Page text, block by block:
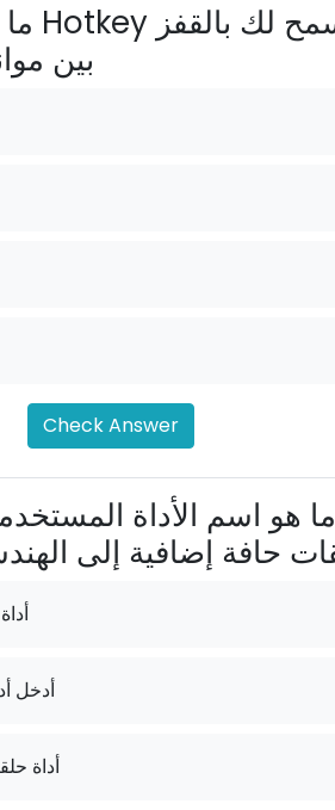
بين
Check Answer
حافة إضافية إلى
أدخل
أداة